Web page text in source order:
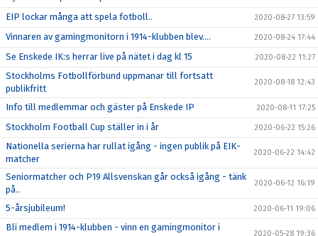
EIP lockar många att spela fotboll.. 2020-08-27 13:59
Vinnaren av gamingmonitorn i 1914-klubben blev.... 2020-08-24 17:44
Se Enskede IK:s herrar live på nätet i dag kl 15 2020-08-22 11:27
Stockholms Fotbollförbund uppmanar till fortsatt
publikfritt
2020-08-18 12:43
Info till medlemmar och gäster på Enskede IP 2020-08-11 17:25
Stockholm Football Cup ställer in i år 2020-06-22 15:26
Nationella serierna har rullat igång - ingen publik på EIK-
matcher
2020-06-22 14:42
Seniormatcher och P19 Allsvenskan går också igång - tänk
på..
2020-06-12 16:19
5-årsjubileum! 2020-06-11 19:06
Bli medlem i 1914-klubben - vinn en gamingmonitor i
2020-05-28 19:36